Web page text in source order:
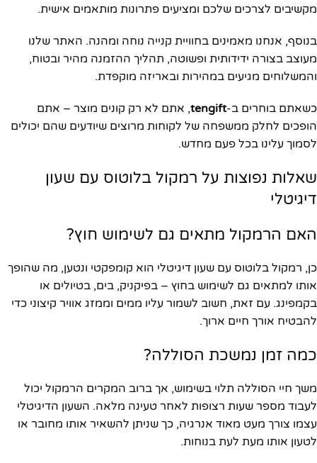
מקשיבים לצרכים שלכם ומציעים פתרונות מותאמים אישית.
בנוסף, אנחנו מאמינים בחוויית קנייה נוחה ומהנה. האתר שלנו
מעוצב בצורה ידידותית ופשוטה, תהליך ההזמנה מהיר ובטוח,
והמשלוחים מגיעים במהירות ובאריזה מוקפדת.
כשאתם בוחרים ב-tengift, אתם לא רק קונים מוצר – אתם
הופכים לחלק ממשפחה של לקוחות מרוצים שיודעים שהם יכולים
לסמוך עלינו בכל פעם מחדש.
שאלות נפוצות על רמקול בלוטוס עם שעון
דיגיטלי
האם הרמקול מתאים גם לשימוש חוץ?
כן, רמקול בלוטוס עם שעון דיגיטלי הוא קומפקטי ונטען, מה שהופך
אותו למתאים גם לשימוש בחוץ – בפיקניק, בים, בטיולים או
בקמפינג. עם זאת, חשוב לשמור עליו ממים וממזג אוויר קיצוני כדי
להבטיח אורך חיים ארוך.
כמה זמן נמשכת הסוללה?
משך חיי הסוללה תלוי בשימוש, אך ברוב המקרים הרמקול יכול
לעבוד מספר שעות רצופות לאחר טעינה מלאה. השעון הדיגיטלי
עצמו צורך מעט מאוד אנרגיה, כך שניתן להשאיר אותו מחובר או
לטעון אותו מעת לעת בנוחות.